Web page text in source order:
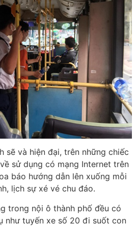
sẽ và hiện đại, trên những chiếc
sử dụng có mạng Internet trên
báo hướng dẫn lên xuống mỗi
lịch sự xé vé chu đáo.
trong nội ô thành phố đều có
như tuyến xe số 20 đi suốt con